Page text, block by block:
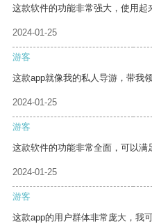
这款软件的功能非常强大，使用起
2024-01-25
游客
这款app就像我的私人导游，带我
2024-01-25
游客
这款软件的功能非常全面，可以满
2024-01-25
游客
这款app的用户群体非常庞大，我